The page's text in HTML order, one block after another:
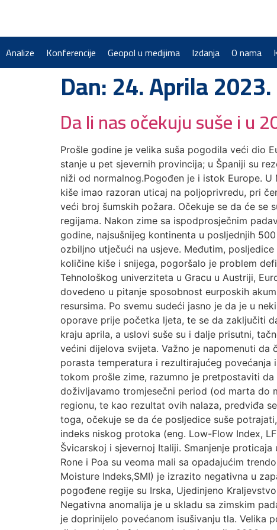
Analize Konferencije Geopol u medijima Izdanja O nama
Dan:24. Aprila 2023.
Da li nas očekuju suše i u
Prošle godine je velika suša pogodila veći dio
stanje u pet sjevernih provincija; u Španiji su
niži od normalnog.Pogođen je i istok Europe.
kiše imao razoran uticaj na poljoprivredu, pri
veći broj šumskih požara. Očekuje se da će se
regijama. Nakon zime sa ispodprosječnim
godine, najsušnijeg kontinenta u posljednjih
ozbiljno utječući na usjeve. Međutim,
količine kiše i snijega, pogoršalo je problem
Tehnološkog univerziteta u Gracu u Austriji,
dovedeno u pitanje sposobnost eurposkih
resursima. Po svemu sudeći jasno je da je u
oporave prije početka ljeta, te se da zaključiti
kraju aprila, a uslovi suše su i dalje prisutni,
većini dijelova svijeta. Važno je napomenuti
porasta temperatura i rezultirajućeg
tokom prošle zime, razumno je pretpostaviti
doživljavamo tromjesečni period (od marta do
regionu, te kao rezultat ovih nalaza, predviđa
toga, očekuje se da će posljedice suše
indeks niskog protoka (eng. Low-Flow Index,
Švicarskoj i sjevernoj Italiji. Smanjenje
Rone i Poa su veoma mali sa opadajućim
Moisture Indeks,SMI) je izrazito negativna u
pogođene regije su Irska, Ujedinjeno
Negativna anomalija je u skladu sa zimskim
je doprinijelo povećanom isušivanju tla. Velika